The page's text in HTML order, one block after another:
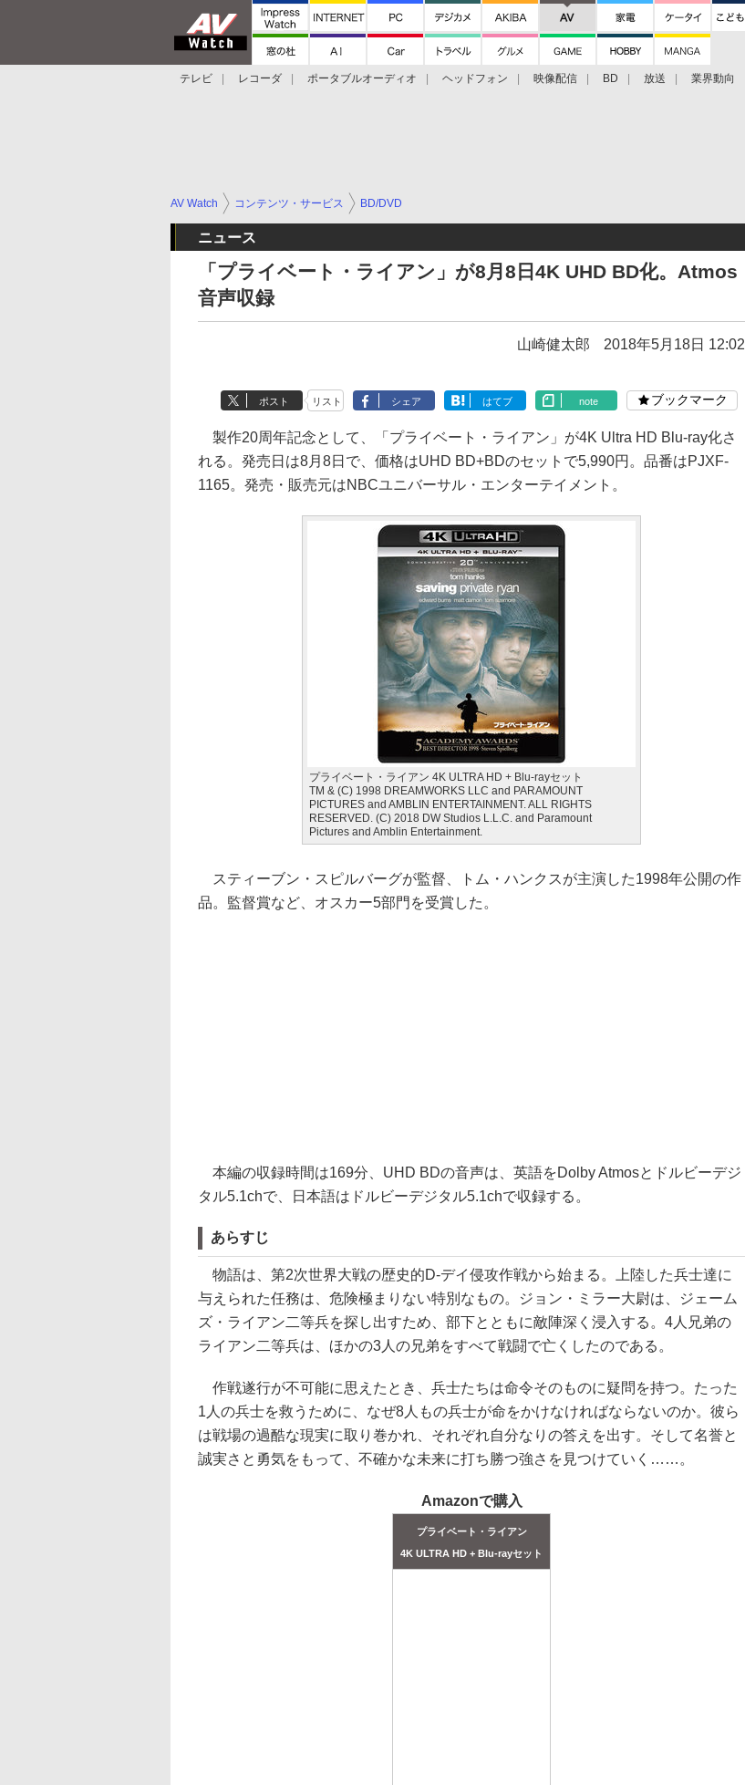
テレビ レコーダ ポータブルオーディオ ヘッドフォン 映像配信 BD 放送 業界動向
AV Watch コンテンツ・サービス BD/DVD
ニュース
「プライベート・ライアン」が8月8日4K UHD BD化。Atmos
音声収録
山崎健太郎 2018年5月18日 12:02
ポスト リスト シェア はてブ note ブックマーク
製作20周年記念として、「プライベート・ライアン」が4K Ultra HD Blu-ray化さ
れる。発売日は8月8日で、価格はUHD BD+BDのセットで5,990円。品番はPJXF-
1165。発売・販売元はNBCユニバーサル・エンターテイメント。
プライベート・ライアン 4K ULTRA HD + Blu-rayセット
TM & (C) 1998 DREAMWORKS LLC and PARAMOUNT
PICTURES and AMBLIN ENTERTAINMENT. ALL RIGHTS
RESERVED. (C) 2018 DW Studios L.L.C. and Paramount
Pictures and Amblin Entertainment.
スティーブン・スピルバーグが監督、トム・ハンクスが主演した1998年公開の作
品。監督賞など、オスカー5部門を受賞した。
本編の収録時間は169分、UHD BDの音声は、英語をDolby Atmosとドルビーデジ
タル5.1chで、日本語はドルビーデジタル5.1chで収録する。
あらすじ
物語は、第2次世界大戦の歴史的D-デイ侵攻作戦から始まる。上陸した兵士達に
与えられた任務は、危険極まりない特別なもの。ジョン・ミラー大尉は、ジェーム
ズ・ライアン二等兵を探し出すため、部下とともに敵陣深く浸入する。4人兄弟の
ライアン二等兵は、ほかの3人の兄弟をすべて戦闘で亡くしたのである。
作戦遂行が不可能に思えたとき、兵士たちは命令そのものに疑問を持つ。たった
1人の兵士を救うために、なぜ8人もの兵士が命をかけなければならないのか。彼ら
は戦場の過酷な現実に取り巻かれ、それぞれ自分なりの答えを出す。そして名誉と
誠実さと勇気をもって、不確かな未来に打ち勝つ強さを見つけていく……。
Amazonで購入
プライベート・ライアン
4K ULTRA HD + Blu-rayセット